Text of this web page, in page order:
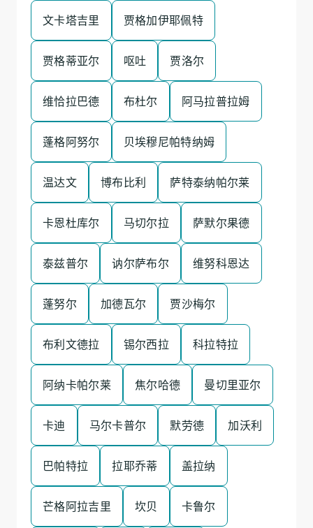
文卡塔吉里 贾格加伊耶佩特
贾格蒂亚尔 呕吐 贾洛尔
维恰拉巴德 布杜尔 阿马拉普拉姆
蓬格阿努尔 贝埃穆尼帕特纳姆
温达文 博布比利 萨特泰纳帕尔莱
卡恩杜库尔 马切尔拉 萨默尔果德
泰兹普尔 讷尔萨布尔 维努科恩达
蓬努尔 加德瓦尔 贾沙梅尔
布利文德拉 锡尔西拉 科拉特拉
阿纳卡帕尔莱 焦尔哈德 曼切里亚尔
卡迪 马尔卡普尔 默劳德 加沃利
巴帕特拉 拉耶乔蒂 盖拉纳
芒格阿拉吉里 坎贝 卡鲁尔